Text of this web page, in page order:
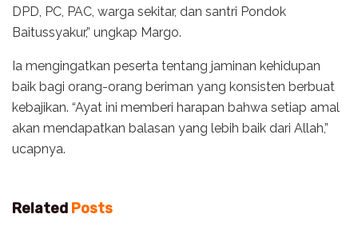
DPD, PC, PAC, warga sekitar, dan santri Pondok
Baitussyakur,” ungkap Margo.
Ia mengingatkan peserta tentang jaminan kehidupan
baik bagi orang-orang beriman yang konsisten berbuat
kebajikan. “Ayat ini memberi harapan bahwa setiap amal
akan mendapatkan balasan yang lebih baik dari Allah,”
ucapnya.
Related Posts